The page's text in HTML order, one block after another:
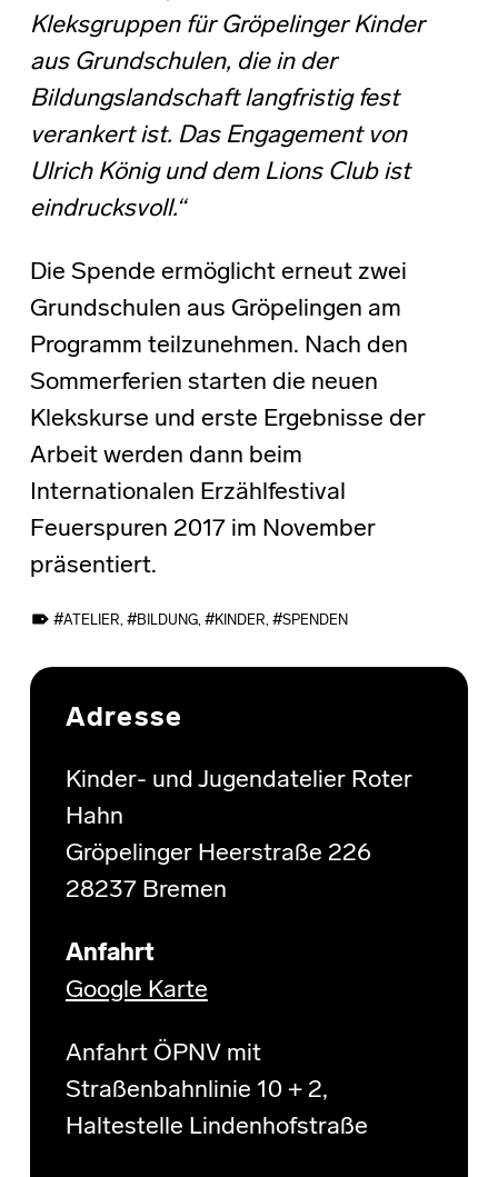
Kleksgruppen für Gröpelinger Kinder
aus Grundschulen, die in der
Bildungslandschaft langfristig fest
verankert ist. Das Engagement von
Ulrich König und dem Lions Club ist
eindrucksvoll.“
Die Spende ermöglicht erneut zwei
Grundschulen aus Gröpelingen am
Programm teilzunehmen. Nach den
Sommerferien starten die neuen
Klekskurse und erste Ergebnisse der
Arbeit werden dann beim
Internationalen Erzählfestival
Feuerspuren 2017 im November
präsentiert.
ATELIER, BILDUNG, KINDER, SPENDEN
Skip back to main navigation
Adresse
Kinder- und Jugendatelier Roter
Hahn
Gröpelinger Heerstraße 226
28237 Bremen
Anfahrt
Google Karte
Anfahrt ÖPNV mit
Straßenbahnlinie 10 + 2,
Haltestelle Lindenhofstraße